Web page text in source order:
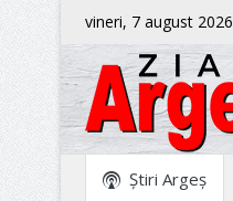
vineri, 7 august 2026
Ştiri Argeş